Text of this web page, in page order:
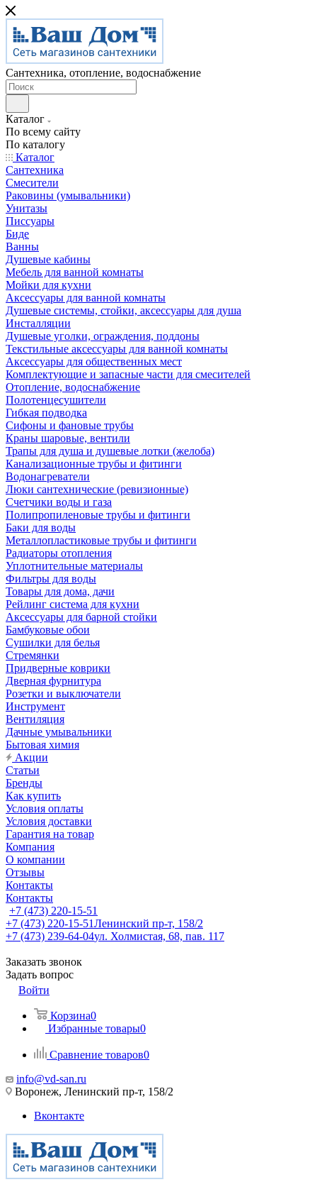
Сантехника, отопление, водоснабжение
Каталог
По всему сайту
По каталогу
Каталог
Сантехника
Смесители
Раковины (умывальники)
Унитазы
Писсуары
Биде
Ванны
Душевые кабины
Мебель для ванной комнаты
Мойки для кухни
Аксессуары для ванной комнаты
Душевые системы, стойки, аксессуары для душа
Инсталляции
Душевые уголки, ограждения, поддоны
Текстильные аксессуары для ванной комнаты
Аксессуары для общественных мест
Комплектующие и запасные части для смесителей
Отопление, водоснабжение
Полотенцесушители
Гибкая подводка
Сифоны и фановые трубы
Краны шаровые, вентили
Трапы для душа и душевые лотки (желоба)
Канализационные трубы и фитинги
Водонагреватели
Люки сантехнические (ревизионные)
Счетчики воды и газа
Полипропиленовые трубы и фитинги
Баки для воды
Металлопластиковые трубы и фитинги
Радиаторы отопления
Уплотнительные материалы
Фильтры для воды
Товары для дома, дачи
Рейлинг система для кухни
Аксессуары для барной стойки
Бамбуковые обои
Сушилки для белья
Стремянки
Придверные коврики
Дверная фурнитура
Розетки и выключатели
Инструмент
Вентиляция
Дачные умывальники
Бытовая химия
Акции
Статьи
Бренды
Как купить
Условия оплаты
Условия доставки
Гарантия на товар
Компания
О компании
Отзывы
Контакты
Контакты
+7 (473) 220-15-51
+7 (473) 220-15-51Ленинский пр-т, 158/2
+7 (473) 239-64-04ул. Холмистая, 68, пав. 117
Заказать звонок
Задать вопрос
Войти
Корзина0
Избранные товары0
Сравнение товаров0
info@vd-san.ru
Воронеж, Ленинский пр-т, 158/2
Вконтакте